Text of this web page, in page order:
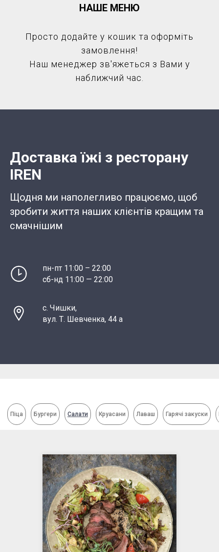
НАШЕ МЕНЮ
Просто додайте у кошик та оформіть
замовлення!
Наш менеджер зв'яжеться з Вами у
наближчий час.
Доставка їжі з ресторану
IREN
Щодня ми наполегливо працюємо, щоб
зробити життя наших клієнтів кращим та
смачнішим
пн-пт 11:00 – 22:00
сб-нд 11:00 — 22:00
с. Чишки,
вул. Т. Шевченка, 44 а
Піца Бургери Салати Круасани Лаваш Гарячі закуски